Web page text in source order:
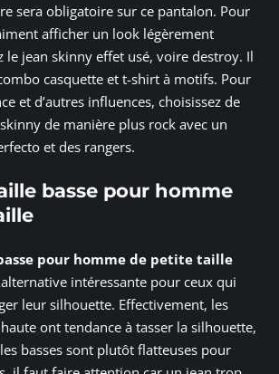
sera obligatoire sur ce pantalon. Pour
afficher un look légèrement
le jean skinny effet usé, voire destroy. Il
casquette et t-shirt à motifs. Pour
et d’autres influences, choisissez de
de manière plus rock avec un
et des rangers.
basse pour homme
pour homme de petite taille
intéressante pour ceux qui
leur silhouette. Effectivement, les
ont tendance à tasser la silhouette,
basses sont plutôt flatteuses pour